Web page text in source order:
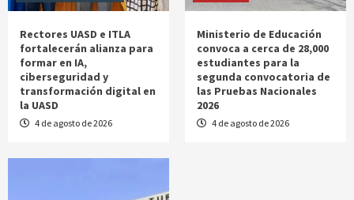
Rectores UASD e ITLA
fortalecerán alianza para
formar en IA,
ciberseguridad y
transformación digital en
la UASD
4 de agosto de 2026
Ministerio de Educación
convoca a cerca de 28,000
estudiantes para la
segunda convocatoria de
las Pruebas Nacionales
2026
4 de agosto de 2026